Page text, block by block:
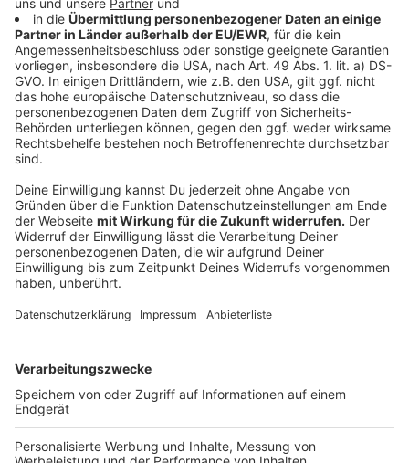
Die wirtschaftlichen Folgen von Mobbing sind
erheblich: Laut der Studie entstehen Unternehmen
durch krankheitsbedingte Ausfälle Kosten von über
vier Milliarden Euro jährlich. Die Untersuchung, die
zwischen dem 29. Juli und 8. August 2025
durchgeführt wurde, basiert auf den Angaben von
2.030 Befragten im Alter von 18 bis 65 Jahren. Es
handelt sich um die vierte Studie des Bündnisses, das
bereits in der Vergangenheit ähnliche Untersuchungen
zu Mobbing in verschiedenen Lebensbereichen
veröffentlicht hat.
Autor: Joachim Schultheis (mit dpa)
Anzeige